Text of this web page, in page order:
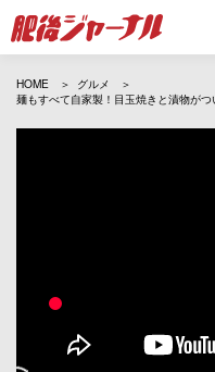
HOME
グルメ
麺もすべて自家製！目玉焼きと漬物が